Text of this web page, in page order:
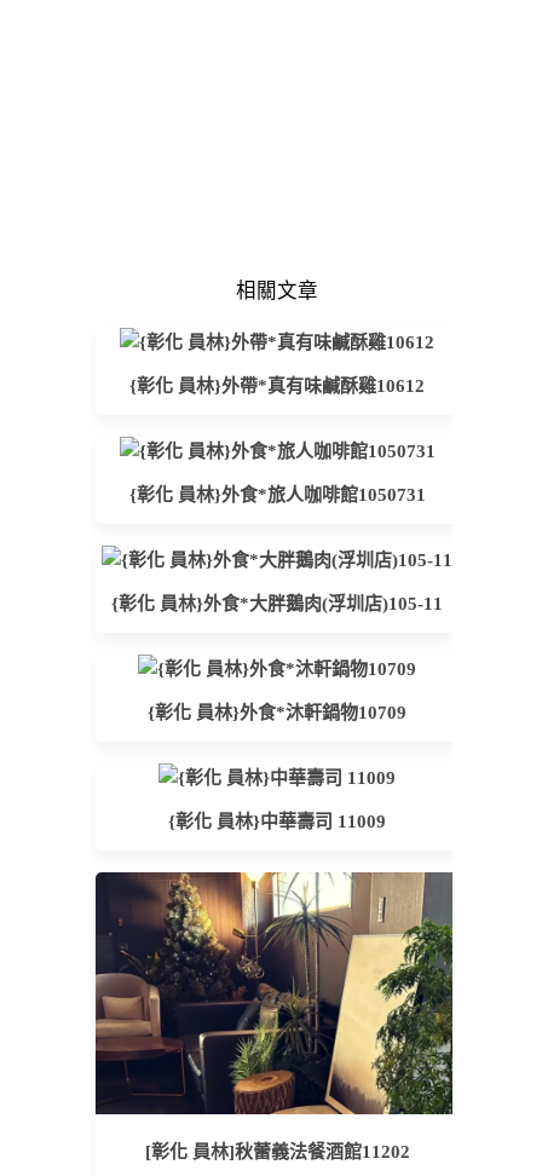
相關文章
{彰化 員林}外帶*真有味鹹酥雞10612
{彰化 員林}外食*旅人咖啡館1050731
{彰化 員林}外食*大胖鵝肉(浮圳店)105-11
{彰化 員林}外食*沐軒鍋物10709
{彰化 員林}中華壽司 11009
[彰化 員林]秋蕾義法餐酒館11202